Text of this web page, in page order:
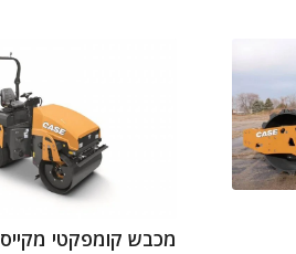
מכבש קומפקטי מקייס